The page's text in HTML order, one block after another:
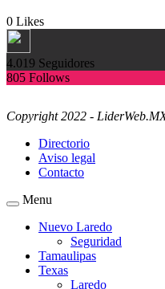
0 Likes
4.019 Seguidores
805 Follows
Copyright 2022 -
Directorio
Aviso legal
Contacto
Menu
Nuevo Laredo
Seguridad
Tamaulipas
Texas
Laredo